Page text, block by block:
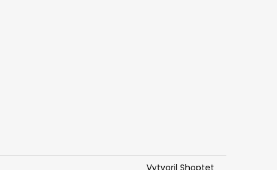
Vytvoril Shoptet